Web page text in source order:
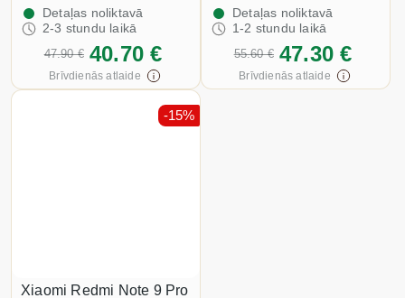
Detaļas noliktavā
2-3 stundu laikā
47.90 € 40.70 €
Brīvdienās atlaide
Detaļas noliktavā
1-2 stundu laikā
55.60 € 47.30 €
Brīvdienās atlaide
Xiaomi Redmi Note 9 Pro
-15%